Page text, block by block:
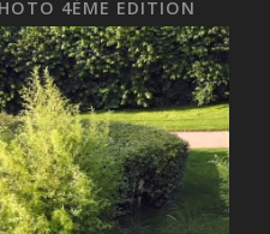
4ÈME EDITION